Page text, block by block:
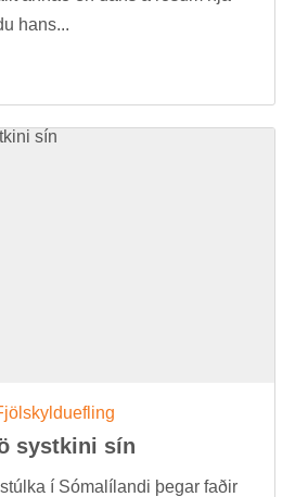
hans...
systkini sín
í Sómalílandi þeg­ar fað­ir